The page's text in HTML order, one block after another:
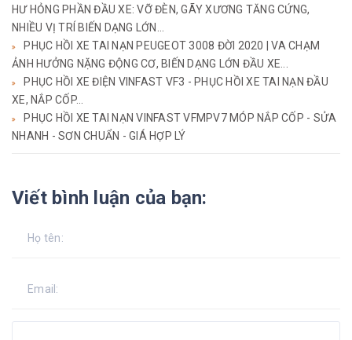
HƯ HỎNG PHẦN ĐẦU XE: VỠ ĐÈN, GÃY XƯƠNG TĂNG CỨNG,
NHIỀU VỊ TRÍ BIẾN DẠNG LỚN...
PHỤC HỒI XE TAI NẠN PEUGEOT 3008 ĐỜI 2020 | VA CHẠM
ẢNH HƯỞNG NẶNG ĐỘNG CƠ, BIẾN DẠNG LỚN ĐẦU XE...
PHỤC HỒI XE ĐIỆN VINFAST VF3 - PHỤC HỒI XE TAI NẠN ĐẦU
XE, NẮP CỐP...
PHỤC HỒI XE TAI NẠN VINFAST VFMPV7 MÓP NẮP CỐP - SỬA
NHANH - SƠN CHUẨN - GIÁ HỢP LÝ
Viết bình luận của bạn: